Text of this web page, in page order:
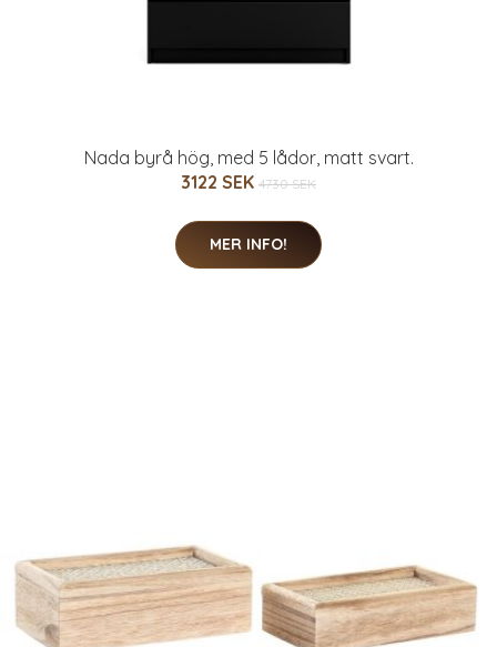
Nada byrå hög, med 5 lådor, matt svart.
3122 SEK 4730 SEK
MER INFO!